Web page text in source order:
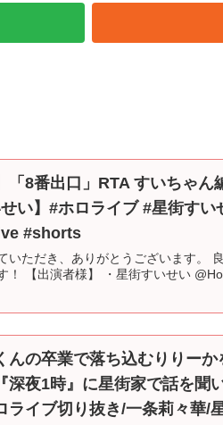
「8番出口」RTA すいちゃ
い】#ホロライブ #星街す
#shorts
いただき、ありがとうございます。
！ 【出演者様】 ・星街すいせい
んの卒業で落ち込むりりー
深夜1時』に星街家で話を聞
ライブ切り抜き/一条莉々華/